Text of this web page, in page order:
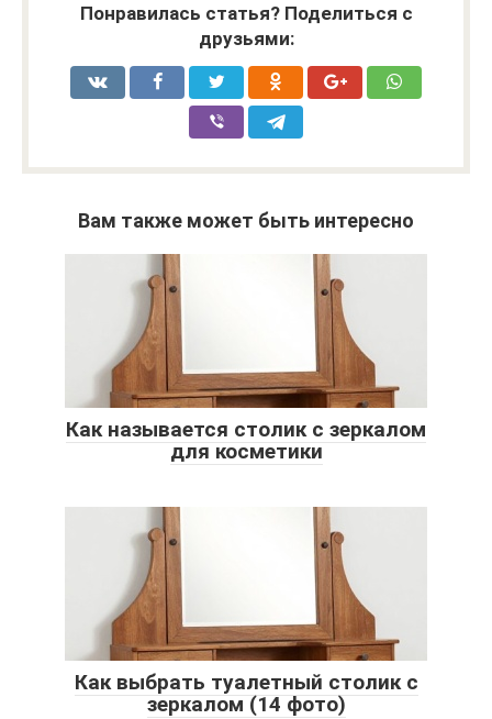
Понравилась статья? Поделиться с
друзьями:
Вам также может быть интересно
Как называется столик с зеркалом
для косметики
Как выбрать туалетный столик с
зеркалом (14 фото)